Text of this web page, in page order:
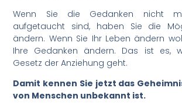
Wenn Sie die Gedanken nicht
aufgetaucht sind, haben Sie die
ändern. Wenn Sie Ihr Leben ändern
Ihre Gedanken ändern. Das ist es,
Gesetz der Anziehung geht.
Damit kennen Sie jetzt das
von Menschen unbekannt ist.